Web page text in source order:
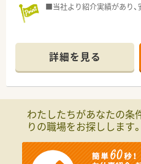
います。
■処方箋は1日あたり130枚
薬剤師は正社員4名・パー
応しています。
■当社より紹介実績があり、
詳細を見る
わたしたちがあなたの条
りの職場をお探しします。